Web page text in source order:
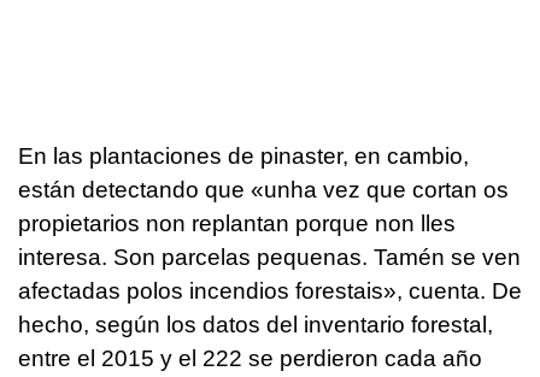
En las plantaciones de pinaster, en cambio,
están detectando que «unha vez que cortan os
propietarios non replantan porque non lles
interesa. Son parcelas pequenas. Tamén se ven
afectadas polos incendios forestais», cuenta. De
hecho, según los datos del inventario forestal,
entre el 2015 y el 222 se perdieron cada año